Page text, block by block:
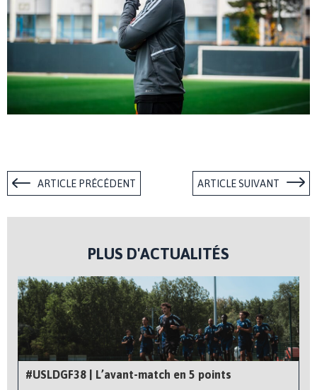
ARTICLE PRÉCÉDENT ARTICLE SUIVANT
PLUS D'ACTUALITÉS
#USLDGF38 | L’avant-match en 5 points